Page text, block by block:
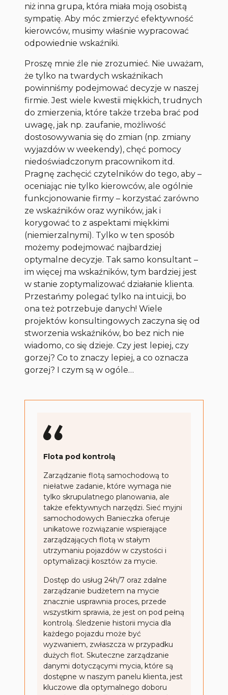
niż inna grupa, która miała moją osobistą
sympatię. Aby móc zmierzyć efektywność
kierowców, musimy właśnie wypracować
odpowiednie wskaźniki.
Proszę mnie źle nie zrozumieć. Nie uważam,
że tylko na twardych wskaźnikach
powinniśmy podejmować decyzje w naszej
firmie. Jest wiele kwestii miękkich, trudnych
do zmierzenia, które także trzeba brać pod
uwagę, jak np. zaufanie, możliwość
dostosowywania się do zmian (np. zmiany
wyjazdów w weekendy), chęć pomocy
niedoświadczonym pracownikom itd.
Pragnę zachęcić czytelników do tego, aby –
oceniając nie tylko kierowców, ale ogólnie
funkcjonowanie firmy – korzystać zarówno
ze wskaźników oraz wyników, jak i
korygować to z aspektami miękkimi
(niemierzalnymi). Tylko w ten sposób
możemy podejmować najbardziej
optymalne decyzje. Tak samo konsultant –
im więcej ma wskaźników, tym bardziej jest
w stanie zoptymalizować działanie klienta.
Przestańmy polegać tylko na intuicji, bo
ona też potrzebuje danych! Wiele
projektów konsultingowych zaczyna się od
stworzenia wskaźników, bo bez nich nie
wiadomo, co się dzieje. Czy jest lepiej, czy
gorzej? Co to znaczy lepiej, a co oznacza
gorzej? I czym są w ogóle…
Flota pod kontrolą
Zarządzanie flotą samochodową to
niełatwe zadanie, które wymaga nie
tylko skrupulatnego planowania, ale
także efektywnych narzędzi. Sieć myjni
samochodowych Banieczka oferuje
unikatowe rozwiązanie wspierające
zarządzających flotą w stałym
utrzymaniu pojazdów w czystości i
optymalizacji kosztów za mycie.
Dostęp do usług 24h/7 oraz zdalne
zarządzanie budżetem na mycie
znacznie usprawnia proces, przede
wszystkim sprawia, że jest on pod pełną
kontrolą. Śledzenie historii mycia dla
każdego pojazdu może być
wyzwaniem, zwłaszcza w przypadku
dużych flot. Skuteczne zarządzanie
danymi dotyczącymi mycia, które są
dostępne w naszym panelu klienta, jest
kluczowe dla optymalnego doboru